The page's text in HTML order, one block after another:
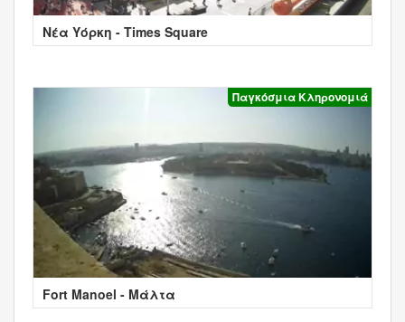
Νέα Υόρκη - Times Square
Παγκόσμια Κληρονομιά
Fort Manoel - Μάλτα